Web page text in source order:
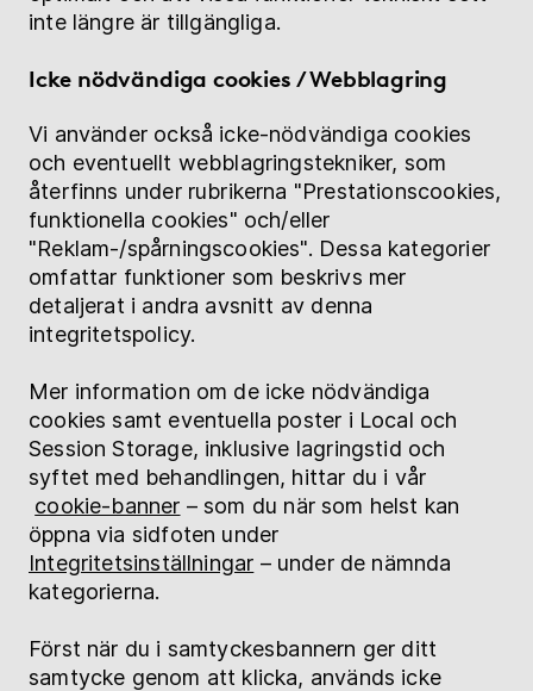
inte längre är tillgängliga.
Icke nödvändiga cookies / Webblagring
Vi använder också icke-nödvändiga cookies
och eventuellt webblagringstekniker, som
återfinns under rubrikerna "Prestationscookies,
funktionella cookies" och/eller
"Reklam-/spårningscookies". Dessa kategorier
omfattar funktioner som beskrivs mer
detaljerat i andra avsnitt av denna
integritetspolicy.
Mer information om de icke nödvändiga
cookies samt eventuella poster i Local och
Session Storage, inklusive lagringstid och
syftet med behandlingen, hittar du i vår
cookie-banner – som du när som helst kan
öppna via sidfoten under
Integritetsinställningar – under de nämnda
kategorierna.
Först när du i samtyckesbannern ger ditt
samtycke genom att klicka, används icke